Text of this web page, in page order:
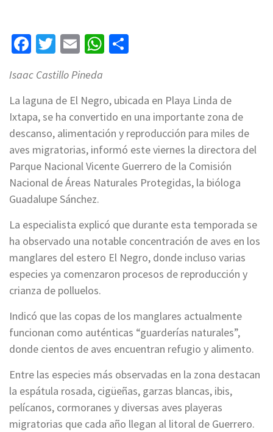
Facebook
Twitter
EmailWhatsApp
Isaac Castillo Pineda
La laguna de El Negro, ubicada en Playa Linda de
Ixtapa, se ha convertido en una importante zona de
descanso, alimentación y reproducción para miles de
aves migratorias, informó este viernes la directora del
Parque Nacional Vicente Guerrero de la Comisión
Nacional de Áreas Naturales Protegidas, la bióloga
Guadalupe Sánchez.
La especialista explicó que durante esta temporada se
ha observado una notable concentración de aves en los
manglares del estero El Negro, donde incluso varias
especies ya comenzaron procesos de reproducción y
crianza de polluelos.
Indicó que las copas de los manglares actualmente
funcionan como auténticas “guarderías naturales”,
donde cientos de aves encuentran refugio y alimento.
Entre las especies más observadas en la zona destacan
la espátula rosada, cigüeñas, garzas blancas, ibis,
pelícanos, cormoranes y diversas aves playeras
migratorias que cada año llegan al litoral de Guerrero.